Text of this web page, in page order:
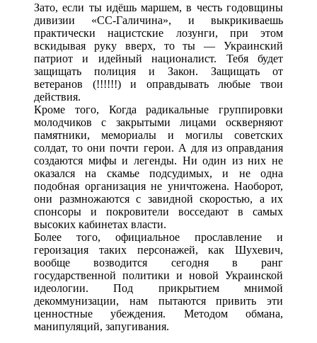
Зато, если ты идёшь маршем, в честь годовщины
дивизии «СС-Галичина», и выкрикиваешь
практически нацистские лозунги, при этом
вскидывая руку вверх, то ты — Украинский
патриот и идейный националист. Тебя будет
защищать полиция и Закон. Защищать от
ветеранов (!!!!!!) и оправдывать любые твои
действия.
Кроме того, Когда радикальные группировки
молодчиков с закрытыми лицами оскверняют
памятники, мемориалы и могилы советских
солдат, то они почти герои. А для из оправдания
создаются мифы и легенды. Ни один из них не
оказался на скамье подсудимых, и не одна
подобная организация не уничтожена. Наоборот,
они размножаются с завидной скоростью, а их
спонсоры и покровители восседают в самых
высоких кабинетах власти.
Более того, официальное прославление и
героизация таких персонажей, как Шухевич,
вообще возводится сегодня в ранг
государственной политики и новой Украинской
идеологии. Под прикрытием мнимой
декоммунизации, нам пытаются привить эти
ценностные убеждения. Методом обмана,
манипуляций, запугивания.